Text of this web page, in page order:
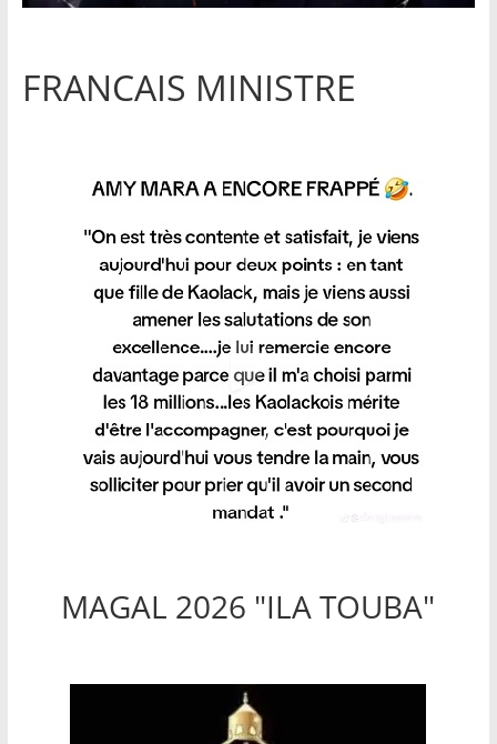
FRANCAIS MINISTRE
MAGAL 2026 "ILA TOUBA"